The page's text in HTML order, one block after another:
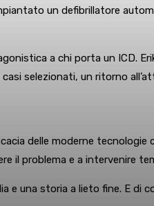
un defibrillatore
a chi porta un ICD.
selezionati, un ritorno
delle moderne tecnologie
il problema e a intervenire
e una storia a lieto fine. E di